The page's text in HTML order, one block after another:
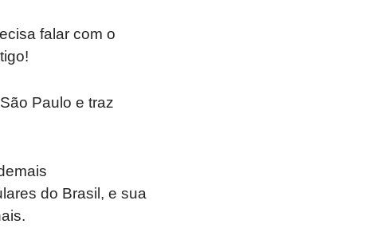
falar com o
Paulo e traz
do Brasil, e sua